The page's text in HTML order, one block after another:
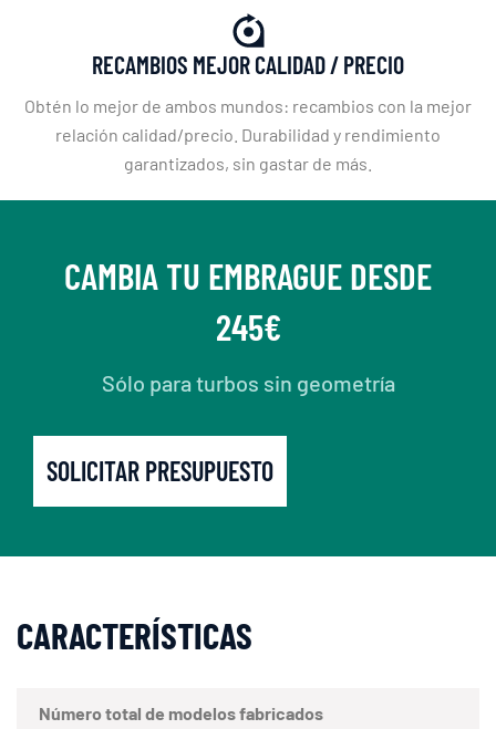
RECAMBIOS MEJOR CALIDAD / PRECIO
Obtén lo mejor de ambos mundos: recambios con la mejor
relación calidad/precio. Durabilidad y rendimiento
garantizados, sin gastar de más.
CAMBIA TU EMBRAGUE DESDE
245€
Sólo para turbos sin geometría
SOLICITAR PRESUPUESTO
CARACTERÍSTICAS
Número total de modelos fabricados